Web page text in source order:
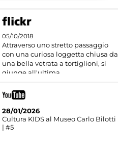
05/10/2018
Attraverso uno stretto passaggio
con una curiosa loggetta chiusa da
una bella vetrata a tortiglioni, si
giunge all'ultima
28/01/2026
Cultura KIDS al Museo Carlo Bilotti
| #5